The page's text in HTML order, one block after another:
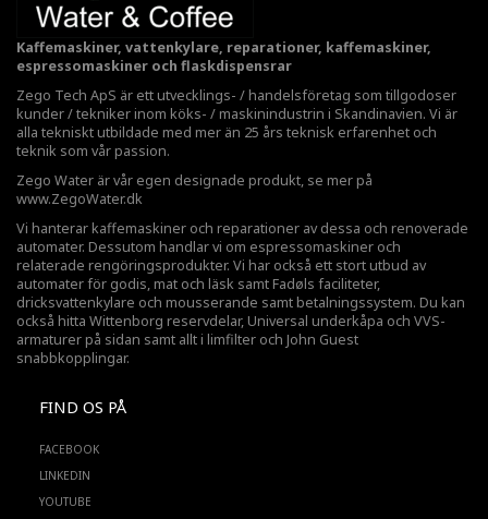
Kaffemaskiner, vattenkylare, reparationer, kaffemaskiner,
espressomaskiner och flaskdispensrar
Zego Tech ApS är ett utvecklings- / handelsföretag som tillgodoser
kunder / tekniker inom köks- / maskinindustrin i Skandinavien. Vi är
alla tekniskt utbildade med mer än 25 års teknisk erfarenhet och
teknik som vår passion.
Zego Water är vår egen designade produkt, se mer på
www.ZegoWater.dk
Vi hanterar kaffemaskiner och reparationer av dessa och renoverade
automater. Dessutom handlar vi om espressomaskiner och
relaterade rengöringsprodukter. Vi har också ett stort utbud av
automater för godis, mat och läsk samt Fadøls faciliteter,
dricksvattenkylare och mousserande samt betalningssystem. Du kan
också hitta Wittenborg reservdelar, Universal underkåpa och VVS-
armaturer på sidan samt allt i limfilter och John Guest
snabbkopplingar.
FIND OS PÅ
FACEBOOK
LINKEDIN
YOUTUBE